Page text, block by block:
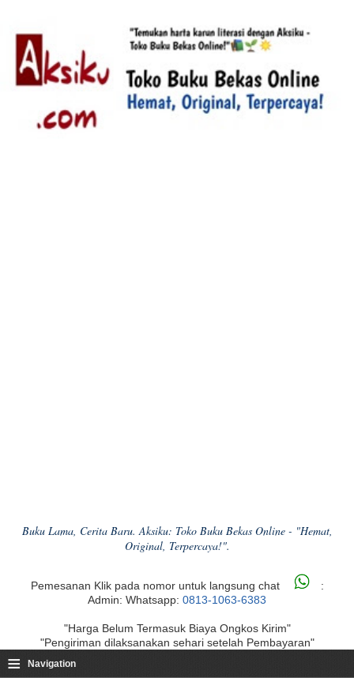
Buku Lama, Cerita Baru. Aksiku: Toko Buku Bekas Online - "Hemat,
Original, Terpercaya!".
Pemesanan Klik pada nomor untuk langsung chat
:
Admin: Whatsapp: 0813-1063-6383
"Harga Belum Termasuk Biaya Ongkos Kirim"
"Pengiriman dilaksanakan sehari setelah Pembayaran"
≡ Navigation